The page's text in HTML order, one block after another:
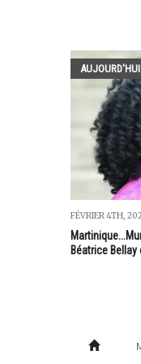
FÉVRIER 4TH,
Béatrice